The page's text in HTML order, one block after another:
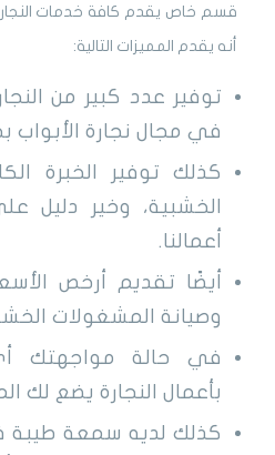
قسم خاص يقدم كافة خدمات
أنه يقدم المميزات التالية:
توفير عدد كبير من
في مجال نجارة الأبواب
كذلك توفير الخبرة
الخشبية، وخير
أعمالنا.
أيضًا تقديم أرخص
وصيانة المشغولات
في حالة مواجهتك
بأعمال النجارة يضع لك
كذلك لديه سمعة طيبة